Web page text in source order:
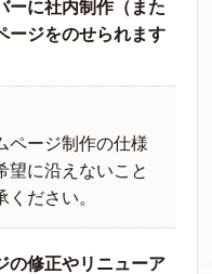
ーに社内制作（また
ージをのせられます
ページ制作の仕様
望に沿えないこと
ださい。
の修正やリニューア